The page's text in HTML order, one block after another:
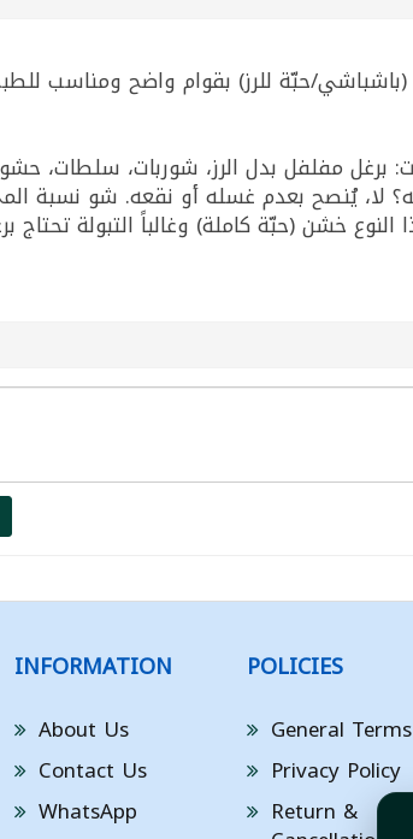
INFORMATION
About Us
Contact Us
WhatsApp
POLICIES
General Terms
Privacy Policy
Return &